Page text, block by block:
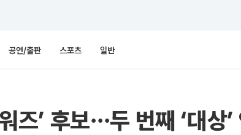
공연/출판 스포츠 일반
즈’ 후보⋯두 번째 ‘대상